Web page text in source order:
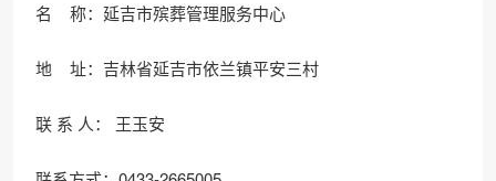
名 称：延吉市殡葬管理服务中心
地 址：吉林省延吉市依兰镇平安三村
联 系 人： 王玉安